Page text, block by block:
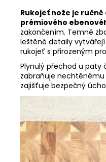
Rukojeť nože je
prémiového
zakončením. Temné
leštěné detaily
rukojeť s přirozeným
Plynulý přechod u paty
zabraňuje
zajišťuje bezpečný